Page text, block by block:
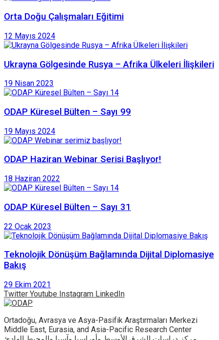
Orta Doğu Çalışmaları Eğitimi
12 Mayıs 2024
Ukrayna Gölgesinde Rusya – Afrika Ülkeleri İlişkileri
19 Nisan 2023
ODAP Küresel Bülten – Sayı 99
19 Mayıs 2024
ODAP Haziran Webinar Serisi Başlıyor!
18 Haziran 2022
ODAP Küresel Bülten – Sayı 31
22 Ocak 2023
Teknolojik Dönüşüm Bağlamında Dijital Diplomasiye
Bakış
29 Ekim 2021
Twitter Youtube Instagram LinkedIn
Ortadoğu, Avrasya ve Asya-Pasifik Araştırmaları Merkezi
Middle East, Eurasia, and Asia-Pacific Research Center